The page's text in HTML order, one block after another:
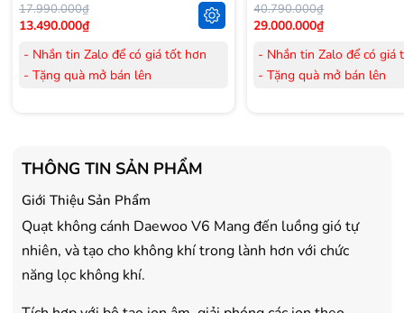
17.990.000₫
13.490.000₫
- Nhắn tin Zalo để có giá tốt hơn
- Tặng quà mở bán lên
- Tặng Voucher trị giá 150.000đ
mua Máy lọc Không khí
- Cam kết hàng mới 100%.
- Lắp đặt, HDSD tại nhà nội thành
Hà Nội, Hồ Chí Minh
- Vận chuyển Toàn Quốc.
- Bảo hành 24 tháng chính hãng
40.790.000₫
29.000.000₫
- Nhắn tin Zalo để có giá
- Tặng quà mở bán lên
- Lắp đặt, HDSD tại nhà
Hà Nội, Hồ Chí Minh
THÔNG TIN SẢN PHẨM
Giới Thiệu Sản Phẩm
Quạt không cánh Daewoo V6 Mang đến luồng gió tự
nhiên, và tạo cho không khí trong lành hơn với chức
năng lọc không khí.